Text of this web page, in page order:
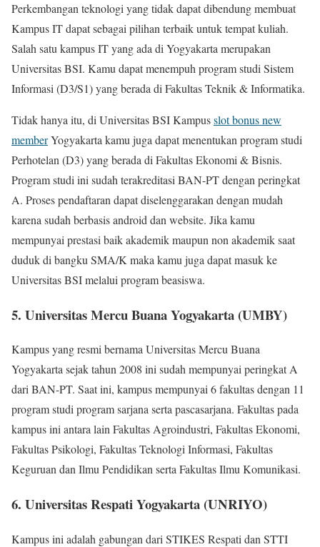
Perkembangan teknologi yang tidak dapat dibendung membuat
Kampus IT dapat sebagai pilihan terbaik untuk tempat kuliah.
Salah satu kampus IT yang ada di Yogyakarta merupakan
Universitas BSI. Kamu dapat menempuh program studi Sistem
Informasi (D3/S1) yang berada di Fakultas Teknik & Informatika.
Tidak hanya itu, di Universitas BSI Kampusslot bonus new
memberYogyakarta kamu juga dapat menentukan program studi
Perhotelan (D3) yang berada di Fakultas Ekonomi & Bisnis.
Program studi ini sudah terakreditasi BAN-PT dengan peringkat
A. Proses pendaftaran dapat diselenggarakan dengan mudah
karena sudah berbasis android dan website. Jika kamu
mempunyai prestasi baik akademik maupun non akademik saat
duduk di bangku SMA/K maka kamu juga dapat masuk ke
Universitas BSI melalui program beasiswa.
5. Universitas Mercu Buana Yogyakarta (UMBY)
Kampus yang resmi bernama Universitas Mercu Buana
Yogyakarta sejak tahun 2008 ini sudah mempunyai peringkat A
dari BAN-PT. Saat ini, kampus mempunyai 6 fakultas dengan 11
program studi program sarjana serta pascasarjana. Fakultas pada
kampus ini antara lain Fakultas Agroindustri, Fakultas Ekonomi,
Fakultas Psikologi, Fakultas Teknologi Informasi, Fakultas
Keguruan dan Ilmu Pendidikan serta Fakultas Ilmu Komunikasi.
6. Universitas Respati Yogyakarta (UNRIYO)
Kampus ini adalah gabungan dari STIKES Respati dan STTI